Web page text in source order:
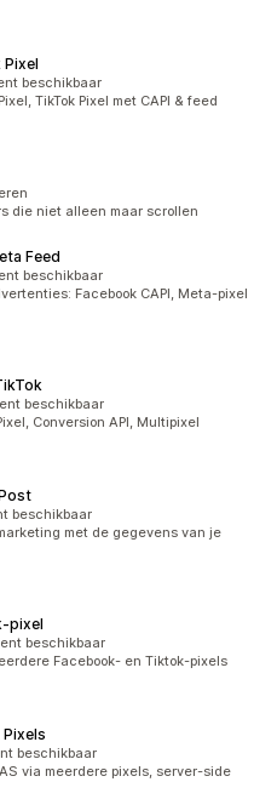
beschikbaar
TikTok Pixel met CAPI & feed
die niet alleen maar scrollen
Feed
beschikbaar
Facebook CAPI, Meta-pixel
beschikbaar
Conversion API, Multipixel
beschikbaar
met de gegevens van je
beschikbaar
Facebook- en Tiktok-pixels
beschikbaar
via meerdere pixels, server-side